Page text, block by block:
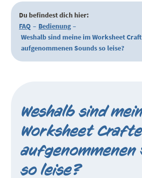
Du befindest dich hier:
FAQ – Bedienung –
Weshalb sind meine im Worksheet
aufgenommenen Sounds so leise?
Weshalb sind
Worksheet
aufgenommenen
so leise?